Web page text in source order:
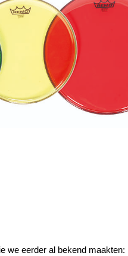
we eerder al bekend maakten: